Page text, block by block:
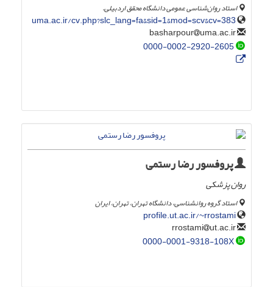
استاد روان‌شناسی عمومی دانشگاه محقق اردبیلی.
uma.ac.ir/cv.php?slc_lang=fa&sid=1&mod=scv&cv=383
uma.ac.ir
0000-0002-2920-2605
پروفسور رضا رستمی
روان پزشکی
استاد گروه روانشناسی، دانشگاه تهران، تهران، ایران
profile.ut.ac.ir/~rrostami
ut.ac.ir
0000-0001-9318-108X